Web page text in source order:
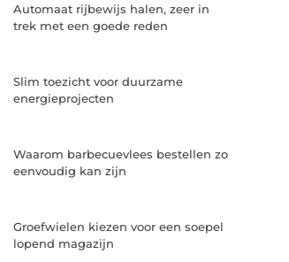
Automaat rijbewijs halen, zeer in
trek met een goede reden
Slim toezicht voor duurzame
energieprojecten
Waarom barbecuevlees bestellen zo
eenvoudig kan zijn
Groefwielen kiezen voor een soepel
lopend magazijn